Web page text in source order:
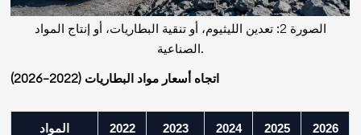
الصورة 2: تعدين الليثيوم، أو تنقية البطاريات، أو إنتاج المواد
الصناعية.
اتجاه أسعار مواد البطاريات (2022–2026)
المواد 2022 2023 2024 2025 2026